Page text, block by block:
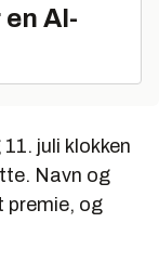
AI-
juli klokken
Navn og
premie, og